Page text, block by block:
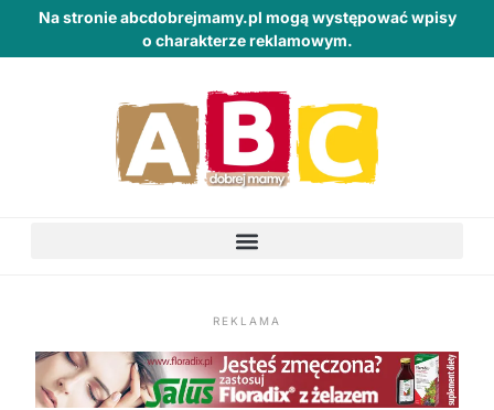
Na stronie abcdobrejmamy.pl mogą występować wpisy
o charakterze reklamowym.
REKLAMA